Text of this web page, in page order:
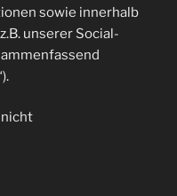
sowie innerhalb
unserer Social-